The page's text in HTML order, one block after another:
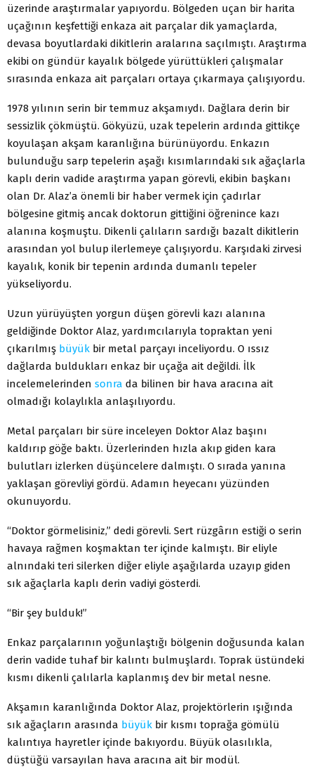
üzerinde araştırmalar yapıyordu. Bölgeden uçan bir harita
uçağının keşfettiği enkaza ait parçalar dik yamaçlarda,
devasa boyutlardaki dikitlerin aralarına saçılmıştı. Araştırma
ekibi on gündür kayalık bölgede yürüttükleri çalışmalar
sırasında enkaza ait parçaları ortaya çıkarmaya çalışıyordu.
1978 yılının serin bir temmuz akşamıydı. Dağlara derin bir
sessizlik çökmüştü. Gökyüzü, uzak tepelerin ardında gittikçe
koyulaşan akşam karanlığına bürünüyordu. Enkazın
bulunduğu sarp tepelerin aşağı kısımlarındaki sık ağaçlarla
kaplı derin vadide araştırma yapan görevli, ekibin başkanı
olan Dr. Alaz’a önemli bir haber vermek için çadırlar
bölgesine gitmiş ancak doktorun gittiğini öğrenince kazı
alanına koşmuştu. Dikenli çalıların sardığı bazalt dikitlerin
arasından yol bulup ilerlemeye çalışıyordu. Karşıdaki zirvesi
kayalık, konik bir tepenin ardında dumanlı tepeler
yükseliyordu.
Uzun yürüyüşten yorgun düşen görevli kazı alanına
geldiğinde Doktor Alaz, yardımcılarıyla topraktan yeni
çıkarılmış büyük bir metal parçayı inceliyordu. O ıssız
dağlarda buldukları enkaz bir uçağa ait değildi. İlk
incelemelerinden sonra da bilinen bir hava aracına ait
olmadığı kolaylıkla anlaşılıyordu.
Metal parçaları bir süre inceleyen Doktor Alaz başını
kaldırıp göğe baktı. Üzerlerinden hızla akıp giden kara
bulutları izlerken düşüncelere dalmıştı. O sırada yanına
yaklaşan görevliyi gördü. Adamın heyecanı yüzünden
okunuyordu.
“Doktor görmelisiniz,” dedi görevli. Sert rüzgârın estiği o serin
havaya rağmen koşmaktan ter içinde kalmıştı. Bir eliyle
alnındaki teri silerken diğer eliyle aşağılarda uzayıp giden
sık ağaçlarla kaplı derin vadiyi gösterdi.
“Bir şey bulduk!”
Enkaz parçalarının yoğunlaştığı bölgenin doğusunda kalan
derin vadide tuhaf bir kalıntı bulmuşlardı. Toprak üstündeki
kısmı dikenli çalılarla kaplanmış dev bir metal nesne.
Akşamın karanlığında Doktor Alaz, projektörlerin ışığında
sık ağaçların arasında büyük bir kısmı toprağa gömülü
kalıntıya hayretler içinde bakıyordu. Büyük olasılıkla,
düştüğü varsayılan hava aracına ait bir modül.